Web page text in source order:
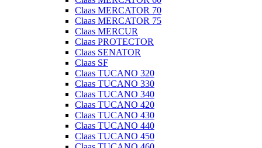
Claas MERCATOR 70
Claas MERCATOR 75
Claas MERCUR
Claas PROTECTOR
Claas SENATOR
Claas SF
Claas TUCANO 320
Claas TUCANO 330
Claas TUCANO 340
Claas TUCANO 420
Claas TUCANO 430
Claas TUCANO 440
Claas TUCANO 450